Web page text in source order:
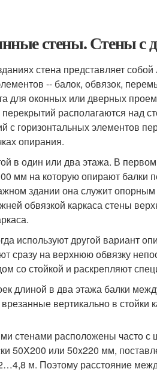
стены. Стены с
стена представляет
-- балок, обвязок,
для оконных или дверных
располагаются над
с горизонтальных элементов
опирания.
в один или два этажа. В
мм на которую опирают балки
здании она служит опорным
обвязкой каркаса стены
используют другой вариант
сразу на верхнюю обвязку
со стойкой и раскрепляют
длиной в два этажа балки
вертикально в стойки
стенами расположены часто
50X200 или 50x220 мм,
м. Поэтому расстояние